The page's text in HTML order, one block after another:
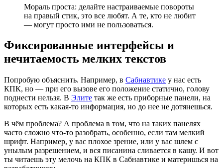
Мораль проста: делайте настраиваемые повороты
на правый стик, это все любят. А те, кто не любит
— могут просто ими не пользоваться.
Фиксированные интерфейсы и
нечитаемость мелких текстов
Попробую объяснить. Например, в Сабнавтике у нас есть
КПК, но — при его вызове его положение статично, голову
поднести нельзя. В Элите так же есть приборные панели, на
которых есть какая-то информация, но до нее не дотянешься.
В чём проблема? А проблема в том, что на таких панелях
часто сложно что-то разобрать, особенно, если там мелкий
шрифт. Например, у вас плохое зрение, или у вас шлем с
унылым разрешением, и вся писанина сливается в кашу. И вот
ты читаешь эту мелочь на КПК в Сабнавтике и материшься на